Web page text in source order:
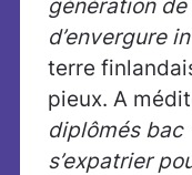
génération
d’envergure
terre
pieux. A
diplômés bac
s’expatrier